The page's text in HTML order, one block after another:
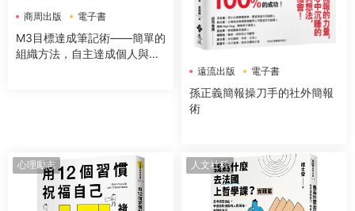
商周出版 電子書
M3目標達成筆記術——簡單的
組織方法，自主達成個人與團
遠流出版 電子書
孫正義簡報操刀手的社外簡報
術
心理勵志 人文社科